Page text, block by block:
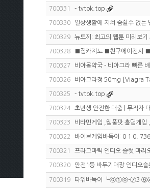
700331 - tvtok.top
700330 일상생활에 지쳐 숨쉴수 없
700329 뉴토끼: 최고의 웹툰 미리보
700328 ■짐카지노 ■친구에이전시
700327 비아몰약국 - 비아그라 빠른
700326 비아그라정 50mg [Viagra
700325 - tvtok.top
700324 초년생 안전한 대출 | 무직자
700323 비타민게임 ,웹풀팟 홀덤게
700322 바이브게임바둑이: 0 1 0.
700321 프라그마틱 인디오 슬럿 마리
700320 안전1등 바두기매장 인디오
700319 타워바둑이 ┗ⓞ①ⓞ-⑦3